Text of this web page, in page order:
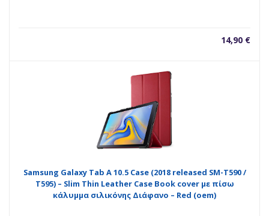
14,90 €
Samsung Galaxy Tab A 10.5 Case (2018 released SM-T590 /
T595) – Slim Thin Leather Case Book cover με πίσω
κάλυμμα σιλικόνης Διάφανο – Red (oem)